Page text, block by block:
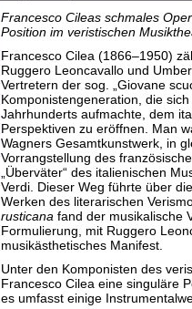
Francesco Cileas schmales
Position im veristischen
Francesco Cilea (1866–1950)
Ruggero Leoncavallo und
Vertretern der sog. „Giovane
Komponistengeneration, die
Jahrhunderts aufmachte, dem
Perspektiven zu eröffnen. Man
Wagners Gesamtkunstwerk, in
Vorrangstellung des
„Überväter“ des italienischen
Verdi. Dieser Weg führte über
Werken des literarischen
rusticana fand der musikalische
Formulierung, mit Ruggero
musikästhetisches Manifest.
Unter den Komponisten des
Francesco Cilea eine singuläre
es umfasst einige